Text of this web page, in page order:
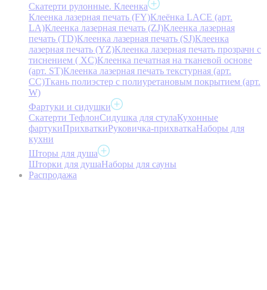
Скатерти рулонные. Клеенка
Клеенка лазерная печать (FY)Клеёнка LACE (арт.
LA)Клеенка лазерная печать (ZJ)Клеенка лазерная
печать (TD)Клеенка лазерная печать (SJ)Клеенка
лазерная печать (YZ)Клеенка лазерная печать прозрачн с
тиснением ( XC)Клеенка печатная на тканевой основе
(арт. ST)Клеенка лазерная печать текстурная (арт.
CC)Ткань полиэстер с полиуретановым покрытием (арт.
W)
Фартуки и сидушки
Скатерти ТефлонСидушка для стулаКухонные
фартукиПрихваткиРуковичка-прихваткаНаборы для
кухни
Шторы для душа
Шторки для душаНаборы для сауны
Распродажа